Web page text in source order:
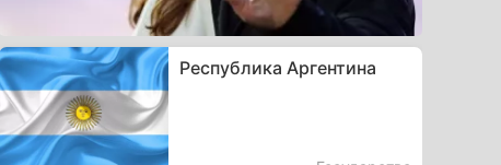
Республика Аргентина